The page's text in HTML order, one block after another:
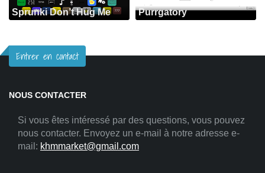
Sprunki Don’t Hug Me Purrgatory
Entrer en contact
NOUS CONTACTER
Si vous êtes intéressé par des questions, vous pouvez
nous contacter. Envoyez un e-mail à notre adresse e-
mail: khmmarket@gmail.com